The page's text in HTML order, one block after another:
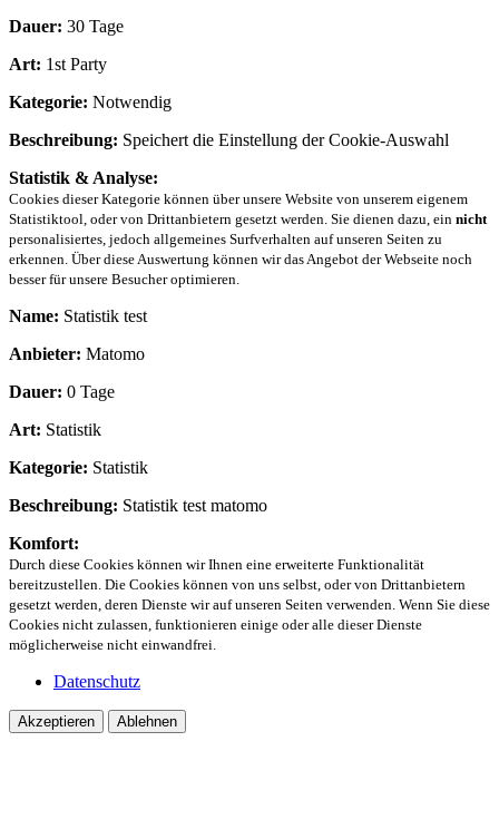
Dauer: 30 Tage
Art: 1st Party
Kategorie: Notwendig
Beschreibung: Speichert die Einstellung der Cookie-Auswahl
Statistik & Analyse:
Cookies dieser Kategorie können über unsere Website von unserem eigenem
Statistiktool, oder von Drittanbietern gesetzt werden. Sie dienen dazu, ein nicht
personalisiertes, jedoch allgemeines Surfverhalten auf unseren Seiten zu
erkennen. Über diese Auswertung können wir das Angebot der Webseite noch
besser für unsere Besucher optimieren.
Name: Statistik test
Anbieter: Matomo
Dauer: 0 Tage
Art: Statistik
Kategorie: Statistik
Beschreibung: Statistik test matomo
Komfort:
Durch diese Cookies können wir Ihnen eine erweiterte Funktionalität
bereitzustellen. Die Cookies können von uns selbst, oder von Drittanbietern
gesetzt werden, deren Dienste wir auf unseren Seiten verwenden. Wenn Sie diese
Cookies nicht zulassen, funktionieren einige oder alle dieser Dienste
möglicherweise nicht einwandfrei.
Datenschutz
Akzeptieren Ablehnen